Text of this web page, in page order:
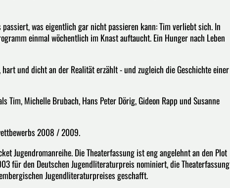
was eigentlich gar nicht passieren kann: Tim verliebt sich. In
einmal wöchentlich im Knast auftaucht. Ein Hunger nach Leben
und dicht an der Realität erzählt - und zugleich die Geschichte einer
Tim, Michelle Brubach, Hans Peter Dörig, Gideon Rapp und Susanne
2008 / 2009.
Jugendromanreihe. Die Theaterfassung ist eng angelehnt an den Plot
für den Deutschen Jugendliteraturpreis nominiert, die Theaterfassung
Jugendliteraturpreises geschafft.